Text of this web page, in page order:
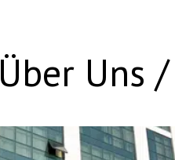
Über Uns